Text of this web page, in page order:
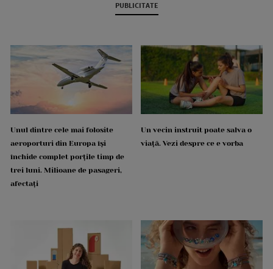
PUBLICITATE
Unul dintre cele mai folosite
aeroporturi din Europa își
închide complet porțile timp de
trei luni. Milioane de pasageri,
afectați
Un vecin instruit poate salva o
viață. Vezi despre ce e vorba